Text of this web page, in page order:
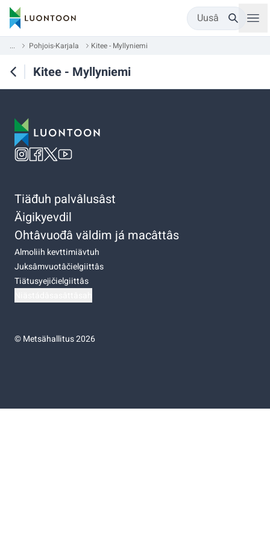
Uusâ
... Pohjois-Karjala Kitee - Myllyniemi
Kitee - Myllyniemi
Tiäđuh palvâlusâst
Äigikyevdil
Ohtâvuođâ väldim já macâttâs
Almoliih kevttimiävtuh
Juksâmvuotâčielgiittâs
Tiätusyejičielgiittâs
©Metsähallitus 2026